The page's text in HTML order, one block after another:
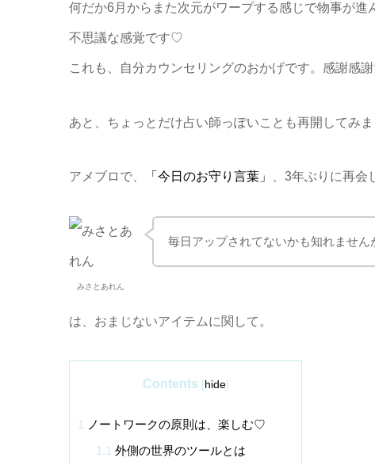
何だか6月からまた次元がワープする感じで物事が進
不思議な感覚です♡
これも、自分カウンセリングのおかげです。感謝感
あと、ちょっとだけ占い師っぽいことも再開してみま
アメブロで、 「今日のお守り言葉」 、3年ぶりに再会
みさとあれん
毎日アップされてないかも知れませ
は、おまじないアイテムに関して。
Contents [hide]
1
ノートワークの原則は、楽しむ♡
1.1 外側の世界のツールとは